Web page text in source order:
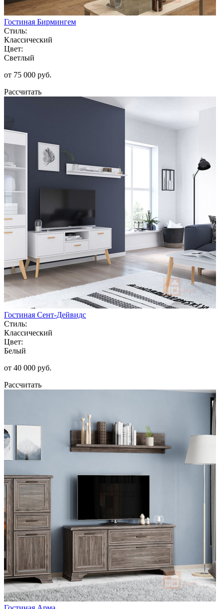
Гостиная Бирмингем
Стиль:
Классический
Цвет:
Светлый
от 75 000 руб.
Рассчитать
Гостиная Сент-Дейвидс
Стиль:
Классический
Цвет:
Белый
от 40 000 руб.
Рассчитать